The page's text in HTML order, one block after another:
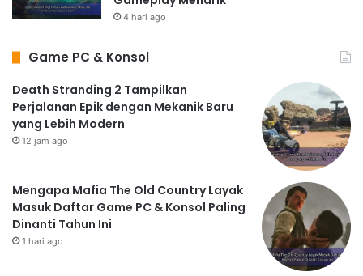
4 hari ago
Game PC & Konsol
Death Stranding 2 Tampilkan
Perjalanan Epik dengan Mekanik Baru
yang Lebih Modern
12 jam ago
Mengapa Mafia The Old Country Layak
Masuk Daftar Game PC & Konsol Paling
Dinanti Tahun Ini
1 hari ago